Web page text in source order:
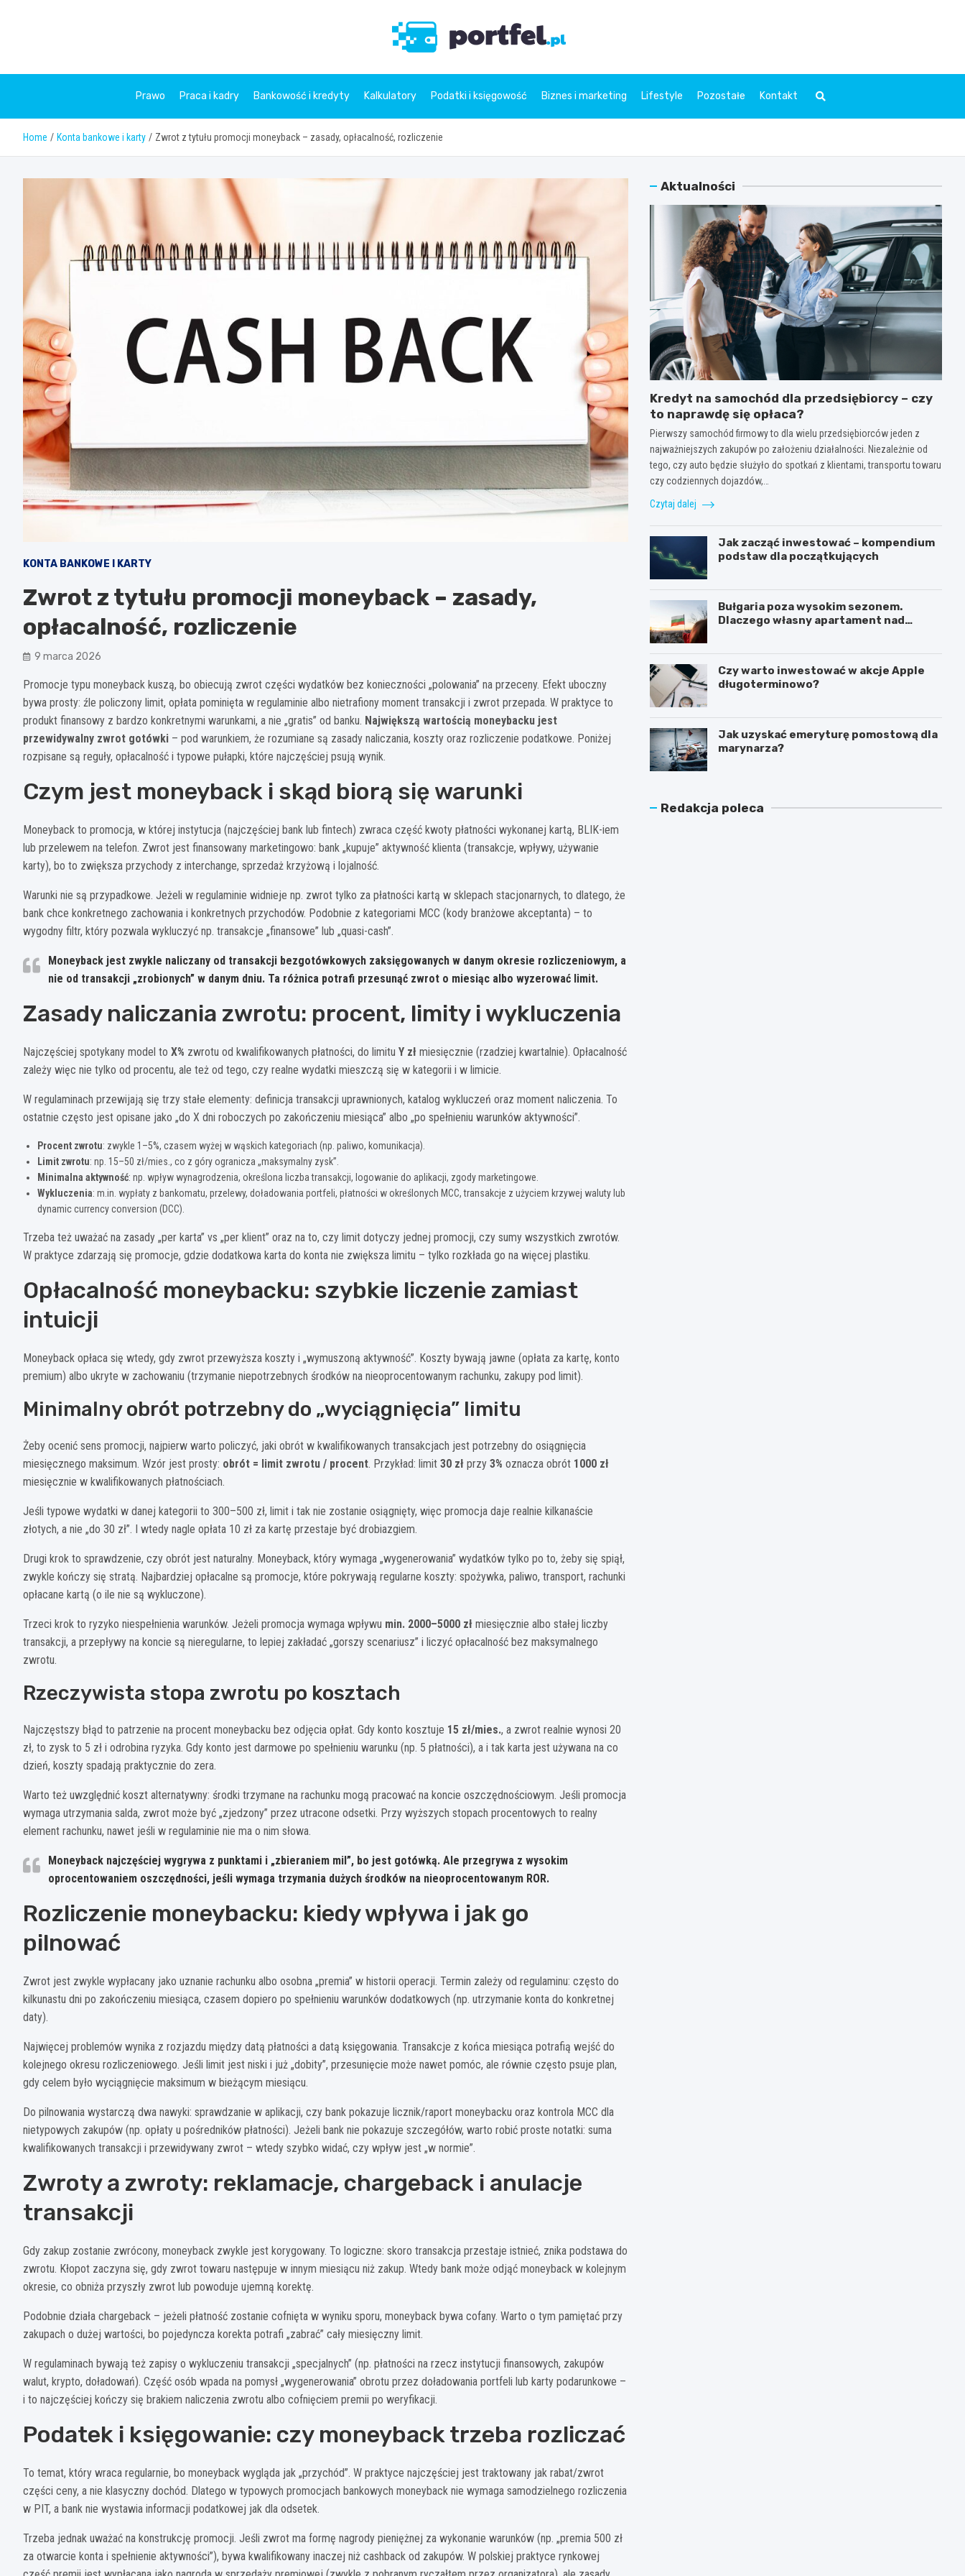
Prawo Praca i kadry Bankowość i kredyty Kalkulatory Podatki i księgowość Biznes i marketing Lifestyle Pozostałe Kontakt
Home Konta bankowe i karty Zwrot z tytułu promocji moneyback – zasady, opłacalność, rozliczenie
KONTA BANKOWE I KARTY
Zwrot z tytułu promocji moneyback – zasady,
opłacalność, rozliczenie
9 marca 2026
Promocje typu moneyback kuszą, bo obiecują zwrot części wydatków bez konieczności „polowania” na przeceny. Efekt uboczny
bywa prosty: źle policzony limit, opłata pominięta w regulaminie albo nietrafiony moment transakcji i zwrot przepada. W praktyce to
produkt finansowy z bardzo konkretnymi warunkami, a nie „gratis” od banku. Największą wartością moneybacku jest
przewidywalny zwrot gotówki – pod warunkiem, że rozumiane są zasady naliczania, koszty oraz rozliczenie podatkowe. Poniżej
rozpisane są reguły, opłacalność i typowe pułapki, które najczęściej psują wynik.
Czym jest moneyback i skąd biorą się warunki
Moneyback to promocja, w której instytucja (najczęściej bank lub fintech) zwraca część kwoty płatności wykonanej kartą, BLIK-iem
lub przelewem na telefon. Zwrot jest finansowany marketingowo: bank „kupuje” aktywność klienta (transakcje, wpływy, używanie
karty), bo to zwiększa przychody z interchange, sprzedaż krzyżową i lojalność.
Warunki nie są przypadkowe. Jeżeli w regulaminie widnieje np. zwrot tylko za płatności kartą w sklepach stacjonarnych, to dlatego, że
bank chce konkretnego zachowania i konkretnych przychodów. Podobnie z kategoriami MCC (kody branżowe akceptanta) – to
wygodny filtr, który pozwala wykluczyć np. transakcje „finansowe” lub „quasi-cash”.
Moneyback jest zwykle naliczany od transakcji bezgotówkowych zaksięgowanych w danym okresie rozliczeniowym, a
nie od transakcji „zrobionych” w danym dniu. Ta różnica potrafi przesunąć zwrot o miesiąc albo wyzerować limit.
Zasady naliczania zwrotu: procent, limity i wykluczenia
Najczęściej spotykany model to X% zwrotu od kwalifikowanych płatności, do limitu Y zł miesięcznie (rzadziej kwartalnie). Opłacalność
zależy więc nie tylko od procentu, ale też od tego, czy realne wydatki mieszczą się w kategorii i w limicie.
W regulaminach przewijają się trzy stałe elementy: definicja transakcji uprawnionych, katalog wykluczeń oraz moment naliczenia. To
ostatnie często jest opisane jako „do X dni roboczych po zakończeniu miesiąca” albo „po spełnieniu warunków aktywności”.
Procent zwrotu: zwykle 1–5%, czasem wyżej w wąskich kategoriach (np. paliwo, komunikacja).
Limit zwrotu: np. 15–50 zł/mies., co z góry ogranicza „maksymalny zysk”.
Minimalna aktywność: np. wpływ wynagrodzenia, określona liczba transakcji, logowanie do aplikacji, zgody marketingowe.
Wykluczenia: m.in. wypłaty z bankomatu, przelewy, doładowania portfeli, płatności w określonych MCC, transakcje z użyciem krzywej waluty lub
dynamic currency conversion (DCC).
Trzeba też uważać na zasady „per karta” vs „per klient” oraz na to, czy limit dotyczy jednej promocji, czy sumy wszystkich zwrotów.
W praktyce zdarzają się promocje, gdzie dodatkowa karta do konta nie zwiększa limitu – tylko rozkłada go na więcej plastiku.
Opłacalność moneybacku: szybkie liczenie zamiast
intuicji
Moneyback opłaca się wtedy, gdy zwrot przewyższa koszty i „wymuszoną aktywność”. Koszty bywają jawne (opłata za kartę, konto
premium) albo ukryte w zachowaniu (trzymanie niepotrzebnych środków na nieoprocentowanym rachunku, zakupy pod limit).
Minimalny obrót potrzebny do „wyciągnięcia” limitu
Żeby ocenić sens promocji, najpierw warto policzyć, jaki obrót w kwalifikowanych transakcjach jest potrzebny do osiągnięcia
miesięcznego maksimum. Wzór jest prosty: obrót = limit zwrotu / procent. Przykład: limit 30 zł przy 3% oznacza obrót 1000 zł
miesięcznie w kwalifikowanych płatnościach.
Jeśli typowe wydatki w danej kategorii to 300–500 zł, limit i tak nie zostanie osiągnięty, więc promocja daje realnie kilkanaście
złotych, a nie „do 30 zł”. I wtedy nagle opłata 10 zł za kartę przestaje być drobiazgiem.
Drugi krok to sprawdzenie, czy obrót jest naturalny. Moneyback, który wymaga „wygenerowania” wydatków tylko po to, żeby się spiął,
zwykle kończy się stratą. Najbardziej opłacalne są promocje, które pokrywają regularne koszty: spożywka, paliwo, transport, rachunki
opłacane kartą (o ile nie są wykluczone).
Trzeci krok to ryzyko niespełnienia warunków. Jeżeli promocja wymaga wpływu min. 2000–5000 zł miesięcznie albo stałej liczby
transakcji, a przepływy na koncie są nieregularne, to lepiej zakładać „gorszy scenariusz” i liczyć opłacalność bez maksymalnego
zwrotu.
Rzeczywista stopa zwrotu po kosztach
Najczęstszy błąd to patrzenie na procent moneybacku bez odjęcia opłat. Gdy konto kosztuje 15 zł/mies., a zwrot realnie wynosi 20
zł, to zysk to 5 zł i odrobina ryzyka. Gdy konto jest darmowe po spełnieniu warunku (np. 5 płatności), a i tak karta jest używana na co
dzień, koszty spadają praktycznie do zera.
Warto też uwzględnić koszt alternatywny: środki trzymane na rachunku mogą pracować na koncie oszczędnościowym. Jeśli promocja
wymaga utrzymania salda, zwrot może być „zjedzony” przez utracone odsetki. Przy wyższych stopach procentowych to realny
element rachunku, nawet jeśli w regulaminie nie ma o nim słowa.
Moneyback najczęściej wygrywa z punktami i „zbieraniem mil”, bo jest gotówką. Ale przegrywa z wysokim
oprocentowaniem oszczędności, jeśli wymaga trzymania dużych środków na nieoprocentowanym ROR.
Rozliczenie moneybacku: kiedy wpływa i jak go
pilnować
Zwrot jest zwykle wypłacany jako uznanie rachunku albo osobna „premia” w historii operacji. Termin zależy od regulaminu: często do
kilkunastu dni po zakończeniu miesiąca, czasem dopiero po spełnieniu warunków dodatkowych (np. utrzymanie konta do konkretnej
daty).
Najwięcej problemów wynika z rozjazdu między datą płatności a datą księgowania. Transakcje z końca miesiąca potrafią wejść do
kolejnego okresu rozliczeniowego. Jeśli limit jest niski i już „dobity”, przesunięcie może nawet pomóc, ale równie często psuje plan,
gdy celem było wyciągnięcie maksimum w bieżącym miesiącu.
Do pilnowania wystarczą dwa nawyki: sprawdzanie w aplikacji, czy bank pokazuje licznik/raport moneybacku oraz kontrola MCC dla
nietypowych zakupów (np. opłaty u pośredników płatności). Jeżeli bank nie pokazuje szczegółów, warto robić proste notatki: suma
kwalifikowanych transakcji i przewidywany zwrot – wtedy szybko widać, czy wpływ jest „w normie”.
Zwroty a zwroty: reklamacje, chargeback i anulacje
transakcji
Gdy zakup zostanie zwrócony, moneyback zwykle jest korygowany. To logiczne: skoro transakcja przestaje istnieć, znika podstawa do
zwrotu. Kłopot zaczyna się, gdy zwrot towaru następuje w innym miesiącu niż zakup. Wtedy bank może odjąć moneyback w kolejnym
okresie, co obniża przyszły zwrot lub powoduje ujemną korektę.
Podobnie działa chargeback – jeżeli płatność zostanie cofnięta w wyniku sporu, moneyback bywa cofany. Warto o tym pamiętać przy
zakupach o dużej wartości, bo pojedyncza korekta potrafi „zabrać” cały miesięczny limit.
W regulaminach bywają też zapisy o wykluczeniu transakcji „specjalnych” (np. płatności na rzecz instytucji finansowych, zakupów
walut, krypto, doładowań). Część osób wpada na pomysł „wygenerowania” obrotu przez doładowania portfeli lub karty podarunkowe –
i to najczęściej kończy się brakiem naliczenia zwrotu albo cofnięciem premii po weryfikacji.
Podatek i księgowanie: czy moneyback trzeba rozliczać
To temat, który wraca regularnie, bo moneyback wygląda jak „przychód”. W praktyce najczęściej jest traktowany jak rabat/zwrot
części ceny, a nie klasyczny dochód. Dlatego w typowych promocjach bankowych moneyback nie wymaga samodzielnego rozliczenia
w PIT, a bank nie wystawia informacji podatkowej jak dla odsetek.
Trzeba jednak uważać na konstrukcję promocji. Jeśli zwrot ma formę nagrody pieniężnej za wykonanie warunków (np. „premia 500 zł
za otwarcie konta i spełnienie aktywności”), bywa kwalifikowany inaczej niż cashback od zakupów. W polskiej praktyce rynkowej
Aktualności
Kredyt na samochód dla przedsiębiorcy – czy
to naprawdę się opłaca?
Pierwszy samochód firmowy to dla wielu przedsiębiorców jeden z
najważniejszych zakupów po założeniu działalności. Niezależnie od
tego, czy auto będzie służyło do spotkań z klientami, transportu towaru
czy codziennych dojazdów,…
Czytaj dalej
Jak zacząć inwestować – kompendium
podstaw dla początkujących
Bułgaria poza wysokim sezonem.
Dlaczego własny apartament nad
Czy warto inwestować w akcje Apple
długoterminowo?
Jak uzyskać emeryturę pomostową dla
marynarza?
Redakcja poleca